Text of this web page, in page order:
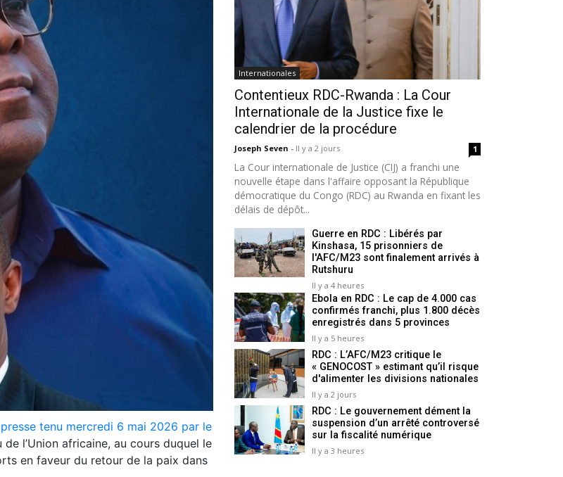
tenu mercredi 6 mai 2026 par le
de l’Union africaine, au cours duquel le
en faveur du retour de la paix dans
Internationales
Contentieux RDC-Rwanda : La Cour
Internationale de la Justice fixe le
calendrier de la procédure
Joseph Seven - Il y a 2 jours 1
La Cour internationale de Justice (CIJ) a franchi une
nouvelle étape dans l'affaire opposant la République
démocratique du Congo (RDC) au Rwanda en fixant les
délais de dépôt...
Guerre en RDC : Libérés par
Kinshasa, 15 prisonniers de
l'AFC/M23 sont finalement arrivés à
Rutshuru
Il y a 4 heures
Ebola en RDC : Le cap de 4.000 cas
confirmés franchi, plus 1.800 décès
enregistrés dans 5 provinces
Il y a 5 heures
RDC : L’AFC/M23 critique le
« GENOCOST » estimant qu’il risque
d'alimenter les divisions nationales
Il y a 2 jours
RDC : Le gouvernement dément la
suspension d’un arrêté controversé
sur la fiscalité numérique
Il y a 3 heures